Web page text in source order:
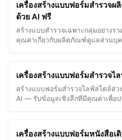
เครื่องสร้างแบบฟอร์มสำรวจ
ด้วย AI ฟรี
สร้างแบบสำรวจเฉพาะกลุ่มอย่างร
คุณค่าเกี่ยวกับผลิตภัณฑ์ดูแลส่วนบุ
เครื่องสร้างแบบฟอร์มสำรวจไ
สร้างแบบฟอร์มสำรวจไลฟ์สไตล์ส่ว
AI — รับข้อมูลเชิงลึกที่มีคุณค่าเพื่อป
เครื่องสร้างแบบฟอร์มหนังสือเ